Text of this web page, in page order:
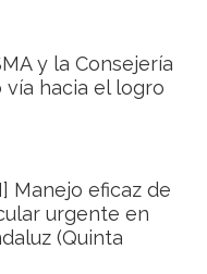
y la Consejería
vía hacia el logro
Manejo eficaz de
urgente en
(Quinta